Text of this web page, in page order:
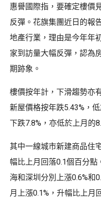
惠譽國際指，要確定樓價
反彈。花旗集團近日的報
地產行業，理由是今年年
家到訪量大幅反彈，認為
期跡象。
樓價按年計，下滑趨勢亦
新屋價格按年跌5.43%，
下跌7.8%，亦低於上月的
其中一線城市新建商品住
幅比上月回落0.1個百分點
海和深圳分別上漲0.6%和
月上漲0.1%，升幅比上月